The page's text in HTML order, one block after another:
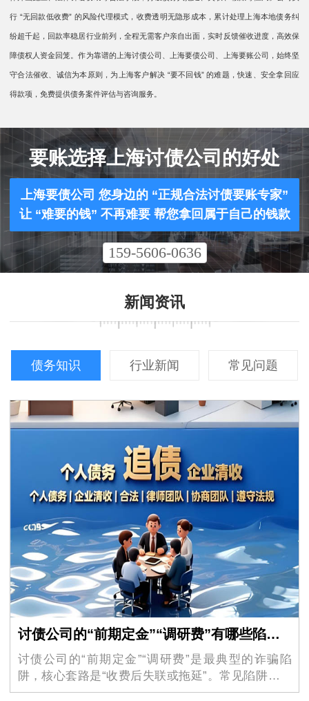
行 “无回款低收费” 的风险代理模式，收费透明无隐形成本，累计处理上海本地债务纠
纷超千起，回款率稳居行业前列，全程无需客户亲自出面，实时反馈催收进度，高效保
障债权人资金回笼。作为靠谱的上海讨债公司、上海要债公司、上海要账公司，始终坚
守合法催收、诚信为本原则，为上海客户解决 “要不回钱” 的难题，快速、安全拿回应
得款项，免费提供债务案件评估与咨询服务。
要账选择上海讨债公司的好处
上海要债公司 您身边的 “正规合法讨债要账专家”
让 “难要的钱” 不再难要 帮您拿回属于自己的钱款
159-5606-0636
新闻资讯
债务知识 行业新闻 常见问题
讨债公司的“前期定金”“调研费”有哪些陷阱？如何规避？
讨债公司的“前期定金”“调研费”是最典型的诈骗陷
阱，核心套路是“收费后失联或拖延”。常见陷阱有三
类：一是“低额定金诱惑”，以“2000元定金即可启动催